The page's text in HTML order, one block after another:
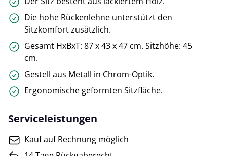
Die hohe Rückenlehne unterstützt den
Sitzkomfort zusätzlich.
Gesamt HxBxT: 87 x 43 x 47 cm. Sitzhöhe: 45
cm.
Gestell aus Metall in Chrom-Optik.
Ergonomische geformten Sitzfläche.
Serviceleistungen
Kauf auf Rechnung möglich